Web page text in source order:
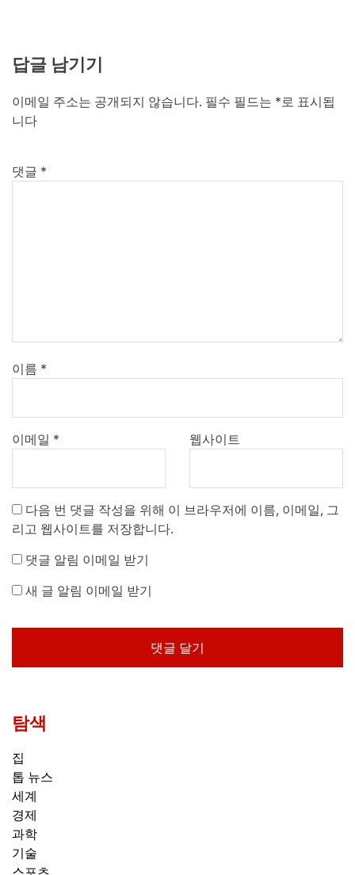
답글 남기기
이메일 주소는 공개되지 않습니다. 필수 필드는 *로 표시됩
니다
댓글 *
이름 *
이메일 * 웹사이트
다음 번 댓글 작성을 위해 이 브라우저에 이름, 이메일, 그
리고 웹사이트를 저장합니다.
댓글 알림 이메일 받기
새 글 알림 이메일 받기
탐색
집
톱 뉴스
세계
경제
과학
기술